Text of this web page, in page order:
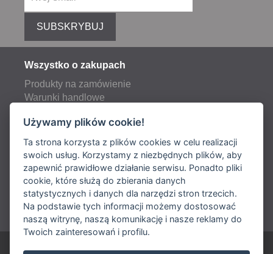
SUBSKRYBUJ
Wszystko o zakupach
Produkty na zamówienie
Warunki handlowe
Opłaty pocztowe i transportowe
Dostawa:
Płatność:
Używamy plików cookie!
Ta strona korzysta z plików cookies w celu realizacji
swoich usług. Korzystamy z niezbędnych plików, aby
zapewnić prawidłowe działanie serwisu. Ponadto pliki
cookie, które służą do zbierania danych
statystycznych i danych dla narzędzi stron trzecich.
Na podstawie tych informacji możemy dostosować
naszą witrynę, naszą komunikację i nasze reklamy do
Twoich zainteresowań i profilu.